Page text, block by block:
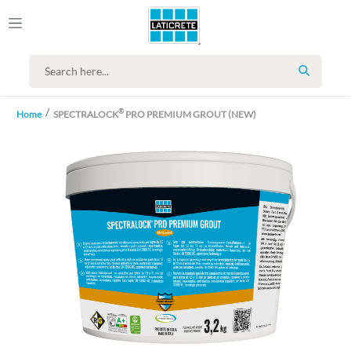
SEARCH
Home SPECTRALOCK® PRO PREMIUM GROUT (NEW)